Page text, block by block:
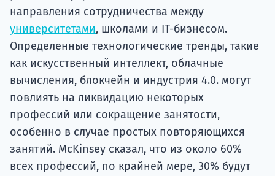
направления сотрудничества между
университетами, школами и IT-бизнесом.
Определенные технологические тренды, такие
как искусственный интеллект, облачные
вычисления, блокчейн и индустрия 4.0. могут
повлиять на ликвидацию некоторых
профессий или сокращение занятости,
особенно в случае простых повторяющихся
занятий. McKinsey сказал, что из около 60%
всех профессий, по крайней мере, 30% будут